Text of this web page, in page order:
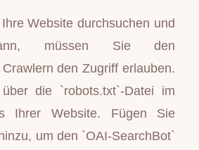
Website durchsuchen und
müssen Sie den
den Zugriff erlauben.
die `robots.txt`-Datei im
Ihrer Website. Fügen Sie
um den `OAI-SearchBot`